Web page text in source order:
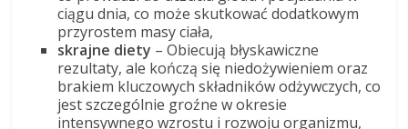
ciągu dnia, co może skutkować dodatkowym
przyrostem masy ciała,
skrajne diety – Obiecują błyskawiczne
rezultaty, ale kończą się niedożywieniem oraz
brakiem kluczowych składników odżywczych, co
jest szczególnie groźne w okresie
intensywnego wzrostu i rozwoju organizmu,